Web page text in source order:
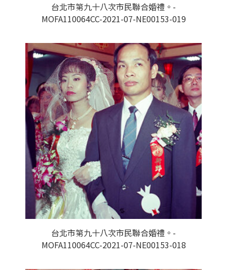
台北市第九十八次市民聯合婚禮。-
MOFA110064CC-2021-07-NE00153-019
台北市第九十八次市民聯合婚禮。-
MOFA110064CC-2021-07-NE00153-018